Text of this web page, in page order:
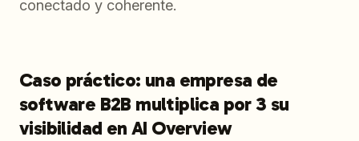
conectado y coherente.
Caso práctico: una empresa de
software B2B multiplica por 3 su
visibilidad en AI Overview